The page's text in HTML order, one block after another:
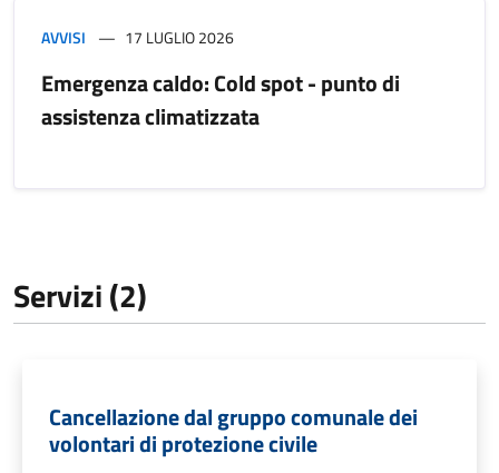
AVVISI 17 LUGLIO 2026
Emergenza caldo: Cold spot - punto di
assistenza climatizzata
Servizi (2)
Cancellazione dal gruppo comunale dei
volontari di protezione civile